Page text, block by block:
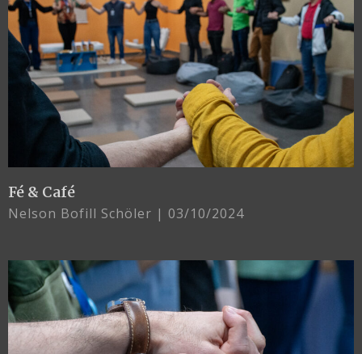
Fé & Café
Nelson Bofill Schöler 03/10/2024